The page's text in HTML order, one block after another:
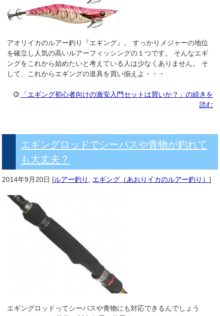
アオリイカのルアー釣り『エギング』。 すっかりメジャーの地位
を確立し人気の高いルアーフィッシングの１つです。 そんなエギ
ングをこれから始めたいと考えている人は少なくありません。 そ
して、これからエギングの道具を買い揃えよ・・・
「エギング初心者向けの激安入門セットは買いか？」の続きを
読む
エギングロッドでシーバスや青物が釣れて
も大丈夫？
2014年9月20日 [ルアー釣り エギング（あおりイカのルアー釣り）]
エギングロッドってシーバスや青物にも対応できるんでしょう